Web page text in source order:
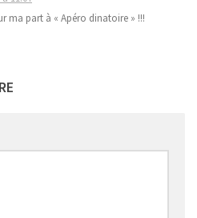
ma part à « Apéro dinatoire » !!!